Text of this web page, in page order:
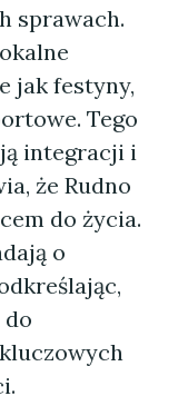
sprawach.
jak festyny,
Tego
integracji i
że Rudno
do życia.
o